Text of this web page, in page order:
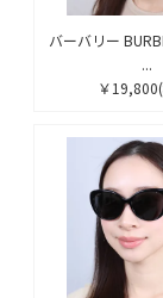
バーバリー
...
￥19,800